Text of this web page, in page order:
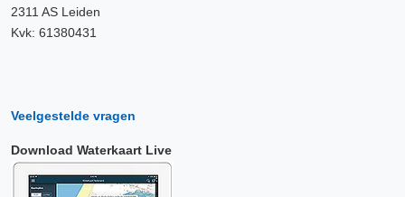
2311 AS Leiden
Kvk: 61380431
Veelgestelde vragen
Download Waterkaart Live